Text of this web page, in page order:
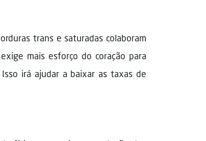
trans e saturadas colaboram
mais esforço do coração para
irá ajudar a baixar as taxas de